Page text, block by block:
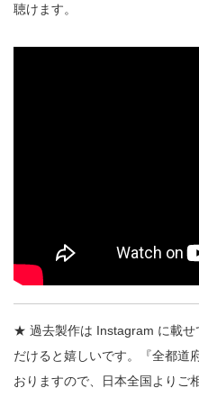
聴けます。
★ 過去製作は Instagram に載せ
だけると嬉しいです。『全都道
おりますので、日本全国よりご